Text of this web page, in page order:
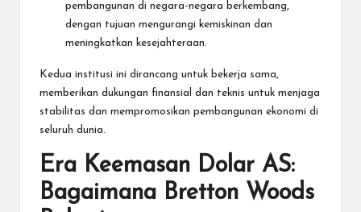
pembangunan di negara-negara berkembang,
dengan tujuan mengurangi kemiskinan dan
meningkatkan kesejahteraan.
Kedua institusi ini dirancang untuk bekerja sama,
memberikan dukungan finansial dan teknis untuk menjaga
stabilitas dan mempromosikan pembangunan ekonomi di
seluruh dunia.
Era Keemasan Dolar AS:
Bagaimana Bretton Woods